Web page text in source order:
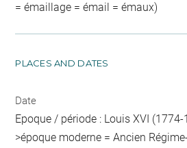
= émaillage = émail = émaux)
PLACES AND DATES
Date
Epoque / période : Louis XVI
>époque moderne = Ancien